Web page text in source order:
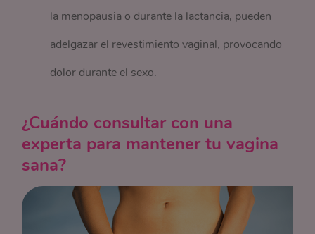
la menopausia o durante la lactancia, pueden
adelgazar el revestimiento vaginal, provocando
dolor durante el sexo.
¿Cuándo consultar con una
experta para mantener tu vagina
sana?